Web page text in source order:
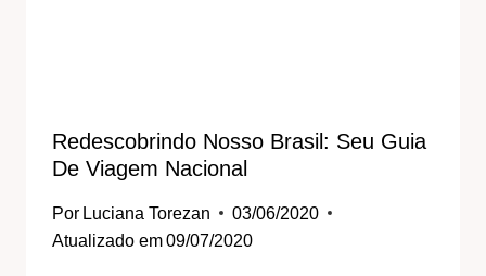
Redescobrindo Nosso Brasil: Seu Guia
De Viagem Nacional
Por Luciana Torezan
03/06/2020
Atualizado em09/07/2020